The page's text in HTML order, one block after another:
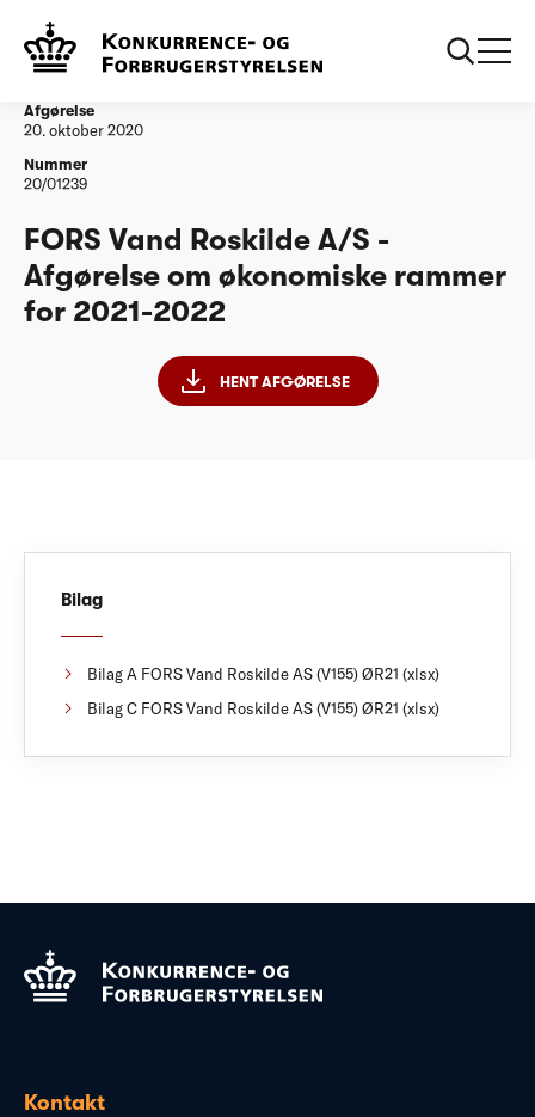
Vandtilsyn
økonomiske rammer for 2021-2022
Afgørelse
20. oktober 2020
Nummer
20/01239
FORS Vand Roskilde A/S -
Afgørelse om økonomiske rammer
for 2021-2022
HENT AFGØRELSE
Bilag
Bilag A FORS Vand Roskilde AS (V155) ØR21 (xlsx)
Bilag C FORS Vand Roskilde AS (V155) ØR21 (xlsx)
Kontakt